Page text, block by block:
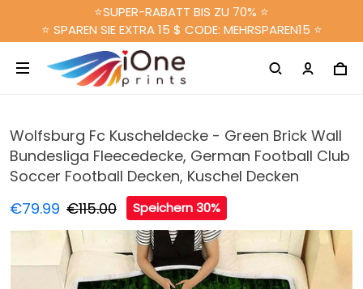
⭐SUPER-RABATT BIS ZU 70% ⭐
⭐ SPAREN SIE EXTRA 15 $ CODE: MEHRSPAREN15 ⭐
Wolfsburg Fc Kuscheldecke - Green Brick Wall
Bundesliga Fleecedecke, German Football Club
Soccer Football Decken, Kuschel Decken
€79.99 €115.00 Speichern 30%